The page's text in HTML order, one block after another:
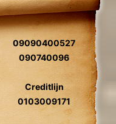
09090400527
090740096
Creditlijn
0103009171